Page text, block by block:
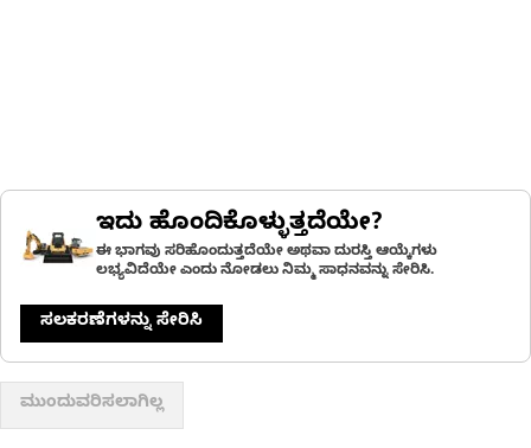
ಇದು ಹೊಂದಿಕೊಳ್ಳುತ್ತದೆಯೇ?
ಈ ಭಾಗವು ಸರಿಹೊಂದುತ್ತದೆಯೇ ಅಥವಾ ದುರಸ್ತಿ ಆಯ್ಕೆಗಳು
ಲಭ್ಯವಿದೆಯೇ ಎಂದು ನೋಡಲು ನಿಮ್ಮ ಸಾಧನವನ್ನು ಸೇರಿಸಿ.
ಸಲಕರಣೆಗಳನ್ನು ಸೇರಿಸಿ
ಮುಂದುವರಿಸಲಾಗಿಲ್ಲ